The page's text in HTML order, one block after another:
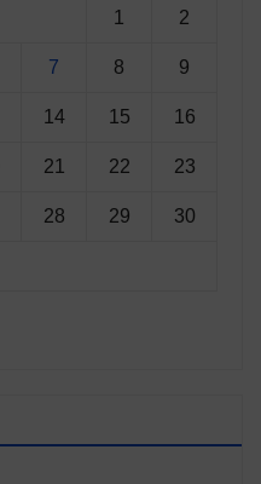
1 2
7 8 9
14 15 16
21 22 23
28 29 30